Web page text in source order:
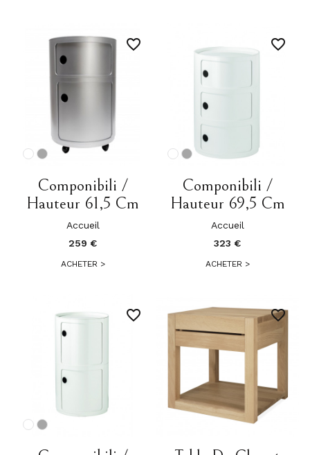
Componibili /
Hauteur 61,5 Cm
Accueil
259 €
ACHETER >
favorite_border
Componibili /
Hauteur 69,5 Cm
Accueil
323 €
ACHETER >
favorite_border
favorite_border favorite_border